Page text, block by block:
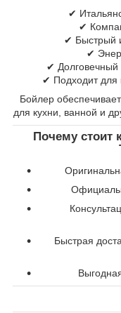
✔
✔
✔ Быстрый
✔
✔ Долговечный
✔ Подходит для
Бойлер
для кухни, ванной и
Почему стоит
Быстрая